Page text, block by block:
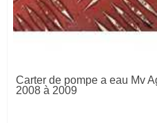
Carter de pompe a eau Mv
2008 à 2009